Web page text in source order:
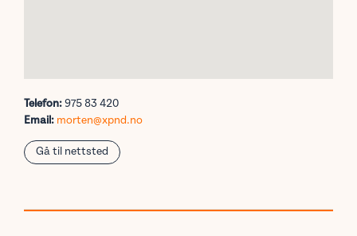
Telefon:975 83 420
Email: morten@xpnd.no
Gå til nettsted